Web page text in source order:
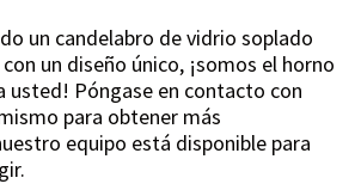
un candelabro de vidrio soplado
un diseño único, ¡somos el horno
usted! Póngase en contacto con
para obtener más
equipo está disponible para